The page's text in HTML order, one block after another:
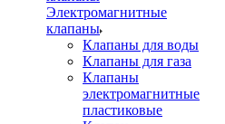
Электромагнитные
клапаны
Клапаны для воды
Клапаны для газа
Клапаны
электромагнитные
пластиковые